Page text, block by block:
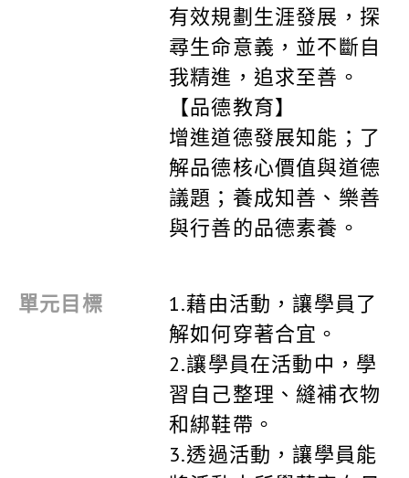
有效規劃生涯發展，探
尋生命意義，並不斷自
我精進，追求至善。
【品德教育】
增進道德發展知能；了
解品德核心價值與道德
議題；養成知善、樂善
與行善的品德素養。
單元目標
1.藉由活動，讓學員了
解如何穿著合宜。
2.讓學員在活動中，學
習自己整理、縫補衣物
和綁鞋帶。
3.透過活動，讓學員能